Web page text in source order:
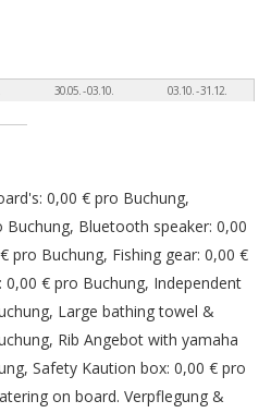
30.05. - 03.10.
03.10. - 31.12.
0,00 € pro Buchung,
Bluetooth speaker: 0,00
pro Buchung, Fishing gear: 0,00 €
€ pro Buchung, Independent
Large bathing towel &
Rib Angebot with yamaha
Safety Kaution box: 0,00 € pro
on board. Verpflegung &